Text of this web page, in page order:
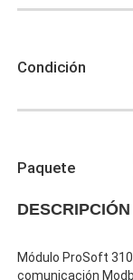
En casa
Productos
Sobre
Condición
Paquete
Palabras clave
del producto
Módulo ProSoft
comunicación